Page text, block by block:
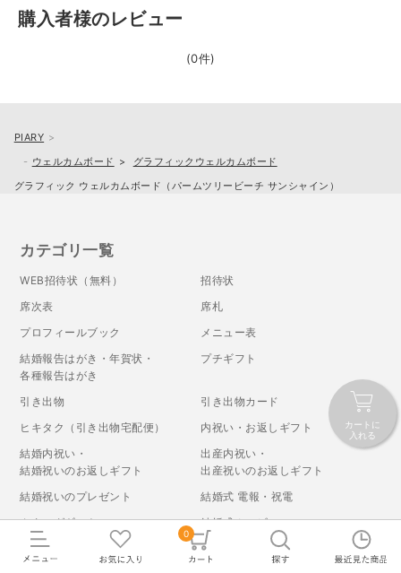
0
カートに
入れる
購入者様のレビュー
(0件)
PIARY
ウェルカムボード
グラフィックウェルカムボード
グラフィック ウェルカムボード（パームツリービーチ サンシャイン）
カテゴリ一覧
WEB招待状（無料）
招待状
席次表
席札
プロフィールブック
メニュー表
結婚報告はがき・年賀状・
各種報告はがき
プチギフト
引き出物
引き出物カード
ヒキタク（引き出物宅配便）
内祝い・お返しギフト
結婚内祝い・
結婚祝いのお返しギフト
出産内祝い・
出産祝いのお返しギフト
結婚祝いのプレゼント
結婚式 電報・祝電
カタログギフト
結婚式ムービー
自作ムービー
（Canvaテンプレート）
おまかせムービー